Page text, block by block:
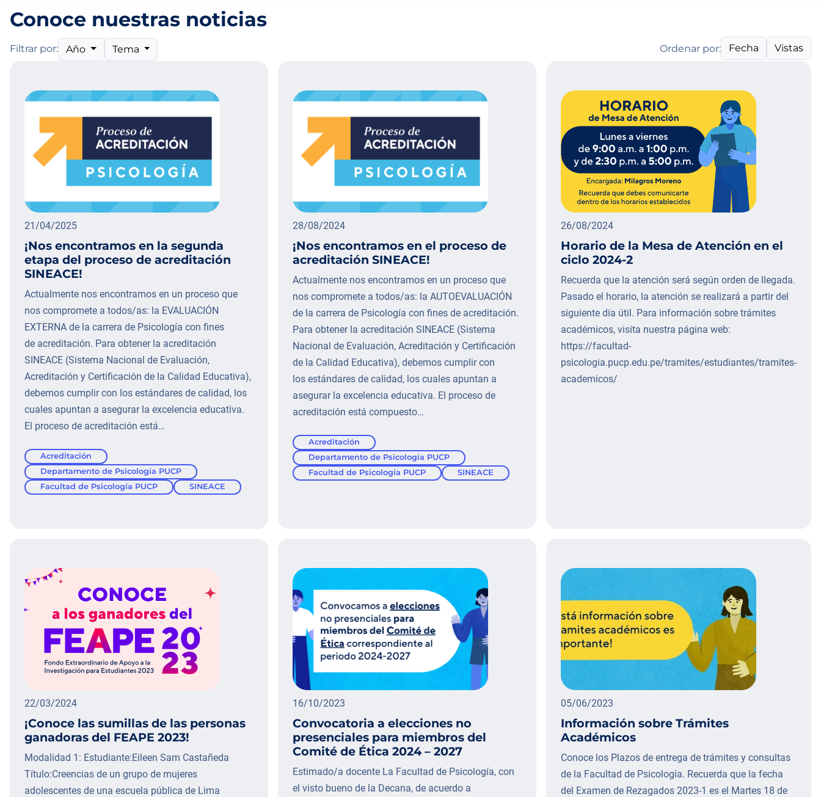
Conoce nuestras noticias
Filtrar por: Año Tema Ordenar por: Fecha Vistas
21/04/2025
¡Nos encontramos en la segunda
etapa del proceso de acreditación
SINEACE!
Actualmente nos encontramos en un proceso que
nos compromete a todos/as: la EVALUACIÓN
EXTERNA de la carrera de Psicología con fines
de acreditación. Para obtener la acreditación
SINEACE (Sistema Nacional de Evaluación,
Acreditación y Certificación de la Calidad Educativa),
debemos cumplir con los estándares de calidad, los
cuales apuntan a asegurar la excelencia educativa.
El proceso de acreditación está…
Acreditación
Departamento de Psicología PUCP
Facultad de Psicología PUCP
SINEACE
28/08/2024
¡Nos encontramos en el proceso de
acreditación SINEACE!
Actualmente nos encontramos en un proceso que
nos compromete a todos/as: la AUTOEVALUACIÓN
de la carrera de Psicología con fines de acreditación.
Para obtener la acreditación SINEACE (Sistema
Nacional de Evaluación, Acreditación y Certificación
de la Calidad Educativa), debemos cumplir con
los estándares de calidad, los cuales apuntan a
asegurar la excelencia educativa. El proceso de
acreditación está compuesto…
Acreditación
Departamento de Psicología PUCP
Facultad de Psicología PUCP
SINEACE
26/08/2024
Horario de la Mesa de Atención en el
ciclo 2024-2
Recuerda que la atención será según orden de llegada.
Pasado el horario, la atención se realizará a partir del
siguiente día útil. Para información sobre trámites
académicos, visita nuestra página web:
https://facultad-
psicologia.pucp.edu.pe/tramites/estudiantes/tramites-
academicos/
22/03/2024
¡Conoce las sumillas de las personas
ganadoras del FEAPE 2023!
Modalidad 1: Estudiante:Eileen Sam Castañeda
Título:Creencias de un grupo de mujeres
adolescentes de una escuela pública de Lima
16/10/2023
Convocatoria a elecciones no
presenciales para miembros del
Comité de Ética 2024 – 2027
Estimado/a docente La Facultad de Psicología, con
el visto bueno de la Decana, de acuerdo a
05/06/2023
Información sobre Trámites
Académicos
Conoce los Plazos de entrega de trámites y consultas
de la Facultad de Psicología. Recuerda que la fecha
del Examen de Rezagados 2023-1 es el Martes 18 de